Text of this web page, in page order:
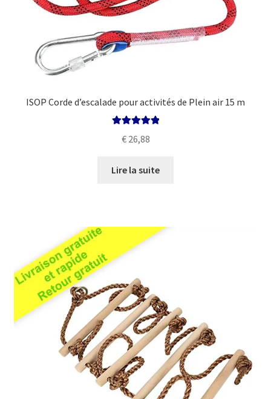
ISOP Corde d’escalade pour activités de Plein air 15 m
€26,88
Lire la suite